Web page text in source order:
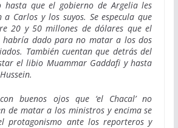
hasta que el gobierno de Argelia les
Carlos y los suyos. Se especula que
20 y 50 millones de dólares que el
habría dado para no matar a los dos
También cuentan que detrás del
el libio Muammar Gaddafi y hasta
buenos ojos que ‘el Chacal’ no
de matar a los ministros y encima se
protagonismo ante los reporteros y